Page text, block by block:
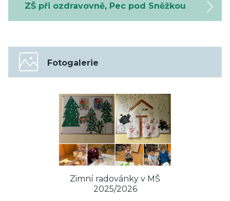
ZŠ při ozdravovně, Pec pod Sněžkou
Fotogalerie
Zimní radovánky v MŠ
2025/2026